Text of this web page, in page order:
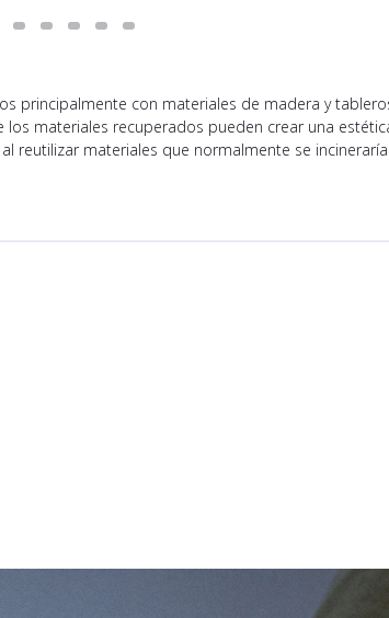
principalmente con materiales de madera y
materiales recuperados pueden crear una
reutilizar materiales que normalmente se